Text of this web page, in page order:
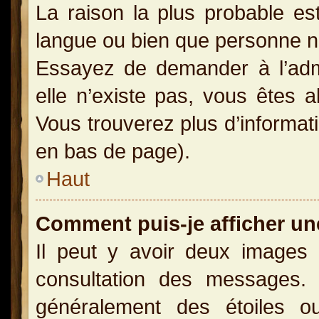
La raison la plus probable
langue ou bien que personne
Essayez de demander à
elle n’existe pas, vous êtes
Vous trouverez plus
en bas de page).
Haut
Comment puis-je afficher
Il peut y avoir deux images
consultation des
généralement des étoiles